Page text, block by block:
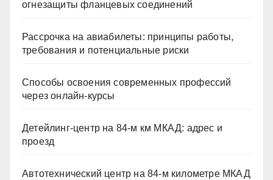
огнезащиты фланцевых соединений
Рассрочка на авиабилеты: принципы работы,
требования и потенциальные риски
Способы освоения современных профессий
через онлайн-курсы
Детейлинг-центр на 84-м км МКАД: адрес и
проезд
Автотехнический центр на 84-м километре МКАД